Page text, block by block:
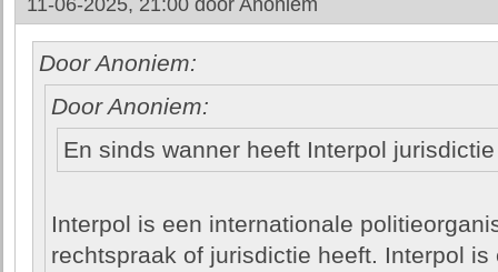
11-06-2025, 21:00 door Anoniem
Door Anoniem:
Door Anoniem:
En sinds wanner heeft Interpol
Interpol is een internationale
rechtspraak of jurisdictie heeft. Interpol